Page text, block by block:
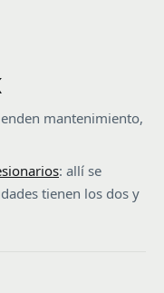
mantenimiento,
: allí se
tienen los dos y